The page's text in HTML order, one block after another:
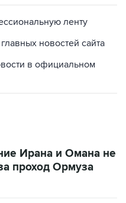
ленту
новостей сайта
в официальном
Ирана и Омана не
проход Ормуза